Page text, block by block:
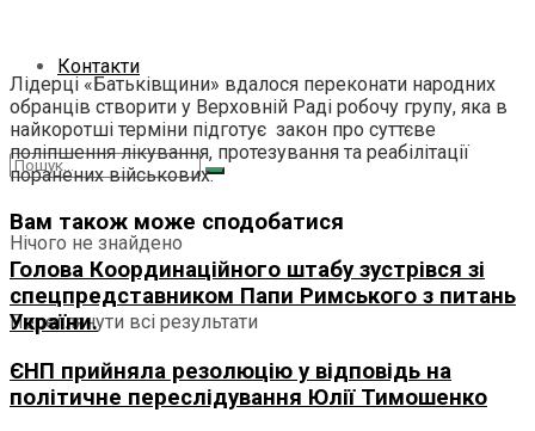
Контакти
Нічого не знайдено
Переглянути всі результати
Лідерці «Батьківщини» вдалося переконати народних
обранців створити у Верховній Раді робочу групу, яка в
найкоротші терміни підготує закон про суттєве
поліпшення лікування, протезування та реабілітації
поранених військових.
Вам також може сподобатися
Голова Координаційного штабу зустрівся зі
спецпредставником Папи Римського з питань
України.
ЄНП прийняла резолюцію у відповідь на
політичне переслідування Юлії Тимошенко